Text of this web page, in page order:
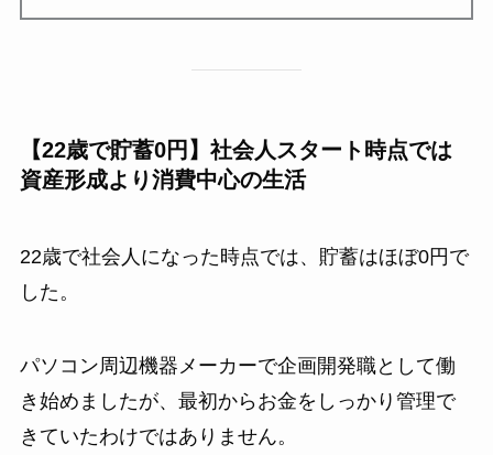
【22歳で貯蓄0円】社会人スタート時点では
資産形成より消費中心の生活
22歳で社会人になった時点では、貯蓄はほぼ0円で
した。
パソコン周辺機器メーカーで企画開発職として働
き始めましたが、最初からお金をしっかり管理で
きていたわけではありません。